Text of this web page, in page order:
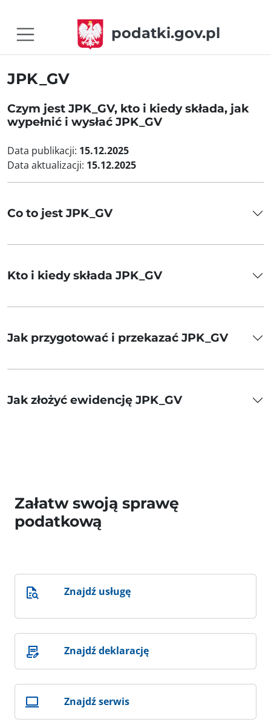
podatki.gov.pl
JPK_GV
Czym jest JPK_GV, kto i kiedy składa, jak
wypełnić i wysłać JPK_GV
Data publikacji: 15.12.2025
Data aktualizacji: 15.12.2025
Co to jest JPK_GV
Kto i kiedy składa JPK_GV
Jak przygotować i przekazać JPK_GV
Jak złożyć ewidencję JPK_GV
Załatw swoją sprawę
podatkową
Znajdź usługę
Znajdź deklarację
Znajdź serwis